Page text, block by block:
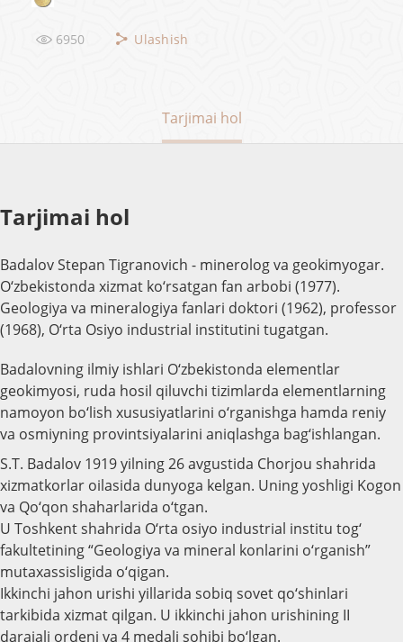
6950 Ulashish
Tarjimai hol
Tarjimai hol
Badalov Stepan Tigranovich - minerоlog va geokimyogar.
O‘zbekistonda xizmat ko‘rsatgan fan arbobi (1977).
Geologiya va mineralogiya fanlari doktori (1962), professor
(1968), O‘rta Osiyo industrial institutini tugatgan.
Badalovning ilmiy ishlari O‘zbekistonda elementlar
geokimyosi, ruda hosil qiluvchi tizimlarda elementlarning
namoyon bo‘lish xususiyatlarini o‘rganishga hamda reniy
va osmiyning provintsiyalarini aniqlashga bag‘ishlangan.
S.T. Badalov 1919 yilning 26 avgustida Chorjou shahrida
xizmatkorlar oilasida dunyoga kelgan. Uning yoshligi Kogon
va Qo‘qon shaharlarida o‘tgan.
U Toshkent shahrida O‘rta osiyo industrial institu tog‘
fakultetining “Geologiya va mineral konlarini o‘rganish”
mutaxassisligida o‘qigan.
Ikkinchi jahon urishi yillarida sobiq sovet qo‘shinlari
tarkibida xizmat qilgan. U ikkinchi jahon urishining II
darajali ordeni va 4 medali sohibi bo‘lgan.